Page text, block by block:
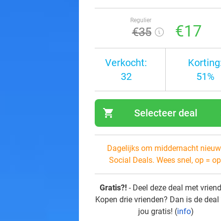
Regulier
€35 €17
Verkocht:
32
51%
shopping_cart Selecteer deal
Dagelijks om middernacht
Social Deals. Wees snel, op =
Gratis?! - Deel deze deal met
Kopen drie vrienden? Dan is de
jou gratis! (info)